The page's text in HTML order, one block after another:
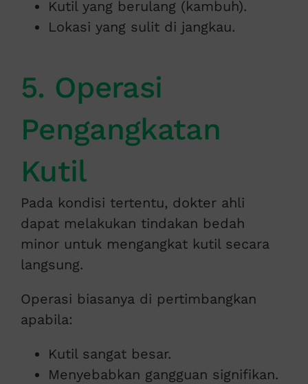
Kutil yang berulang (kambuh).
Lokasi yang sulit di jangkau.
5. Operasi
Pengangkatan
Kutil
Pada kondisi tertentu, dokter ahli
dapat melakukan tindakan bedah
minor untuk mengangkat kutil secara
langsung.
Operasi biasanya di pertimbangkan
apabila:
Kutil sangat besar.
Menyebabkan gangguan signifikan.